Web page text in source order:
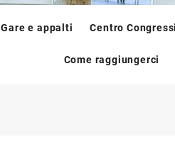
Gare e appalti Centro Congressi
Come raggiungerci